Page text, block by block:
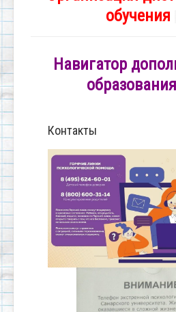
обучения
Навигатор
Контакты